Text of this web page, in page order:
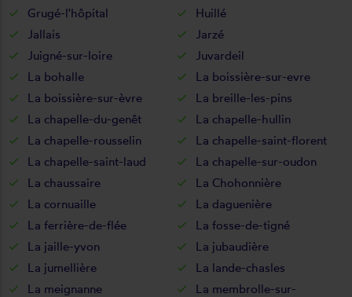
Grugé-l'hôpital
Huillé
Jallais
Jarzé
Juigné-sur-loire
Juvardeil
La bohalle
La boissière-sur-evre
La boissière-sur-èvre
La breille-les-pins
La chapelle-du-genêt
La chapelle-hullin
La chapelle-rousselin
La chapelle-saint-florent
La chapelle-saint-laud
La chapelle-sur-oudon
La chaussaire
La Chohonnière
La cornuaille
La daguenière
La ferrière-de-flée
La fosse-de-tigné
La jaille-yvon
La jubaudière
La jumellière
La lande-chasles
La meignanne
La membrolle-sur-